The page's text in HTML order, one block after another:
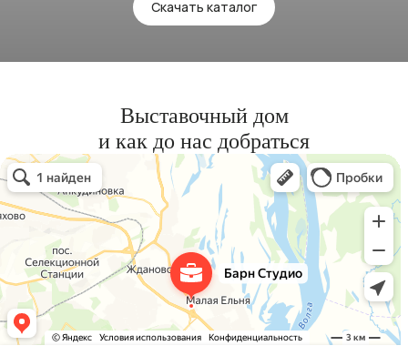
Скачать каталог
Выставочный дом
и как до нас добраться
Барн Студио
Строительная компания в Нижегородской области
Быстровозводимые здания, конструкции в Нижегородской области